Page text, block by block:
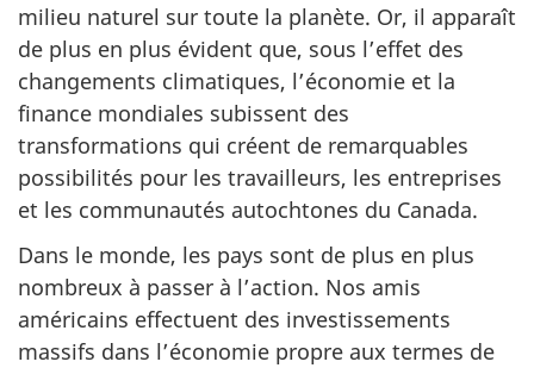
milieu naturel sur toute la planète. Or, il apparaît
de plus en plus évident que, sous l’effet des
changements climatiques, l’économie et la
finance mondiales subissent des
transformations qui créent de remarquables
possibilités pour les travailleurs, les entreprises
et les communautés autochtones du Canada.
Dans le monde, les pays sont de plus en plus
nombreux à passer à l’action. Nos amis
américains effectuent des investissements
massifs dans l’économie propre aux termes de